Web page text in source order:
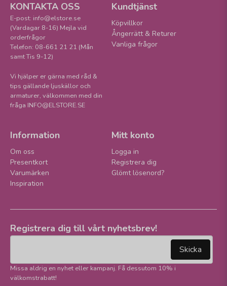
KONTAKTA OSS
E-post: info@elstore.se
(Vardagar 8-16) Mejla vid
orderfrågor
Telefon: 08-661 21 21 (Mån
samt Tis 9-12)
Vi hjälper er gärna med råd &
tips gällande ljuskällor och
armaturer, välkommen med din
fråga INFO@ELSTORE.SE
Kundtjänst
Köpvillkor
Ångerrätt & Returer
Vanliga frågor
Information
Om oss
Presentkort
Varumärken
Inspiration
Mitt konto
Logga in
Registrera dig
Glömt lösenord?
Registrera dig till vårt nyhetsbrev!
Skicka
Missa aldrig en nyhet eller kampanj. Få dessutom 10% i
välkomstrabatt!